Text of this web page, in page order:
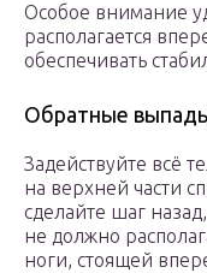
Особое внимание
располагается
обеспечивать
Обратные
Задействуйте всё
на верхней части
сделайте шаг
не должно
ноги, стоящей